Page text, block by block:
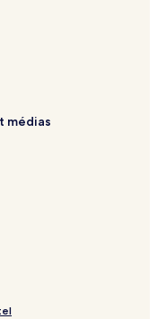
médias